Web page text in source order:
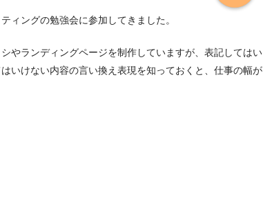
ィングの勉強会に参加してきました。
やランディングページを制作していますが、表記してはい
いけない内容の言い換え表現を知っておくと、仕事の幅が